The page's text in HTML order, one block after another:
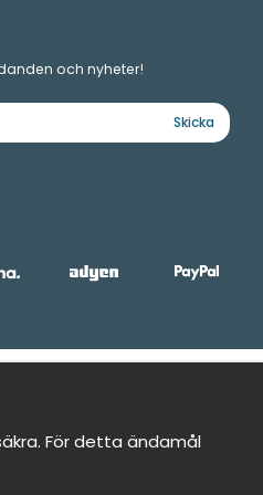
och nyheter!
Skicka
För detta ändamål